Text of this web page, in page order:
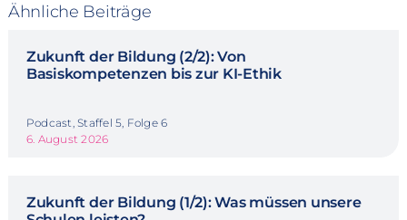
Ähnliche Beiträge
Zukunft der Bildung (2/2): Von
Basiskompetenzen bis zur KI-Ethik
Podcast, Staffel 5, Folge 6
6. August 2026
Zukunft der Bildung (1/2): Was müssen unsere